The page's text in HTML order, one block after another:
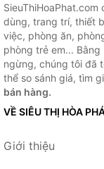
dùng, trang trí, thiết
việc, phòng ăn,
phòng trẻ em...
ngừng, chúng tôi đã
thể so sánh giá, tìm
bán hàng.
VỀ SIÊU THỊ HÒA
Giới thiệu